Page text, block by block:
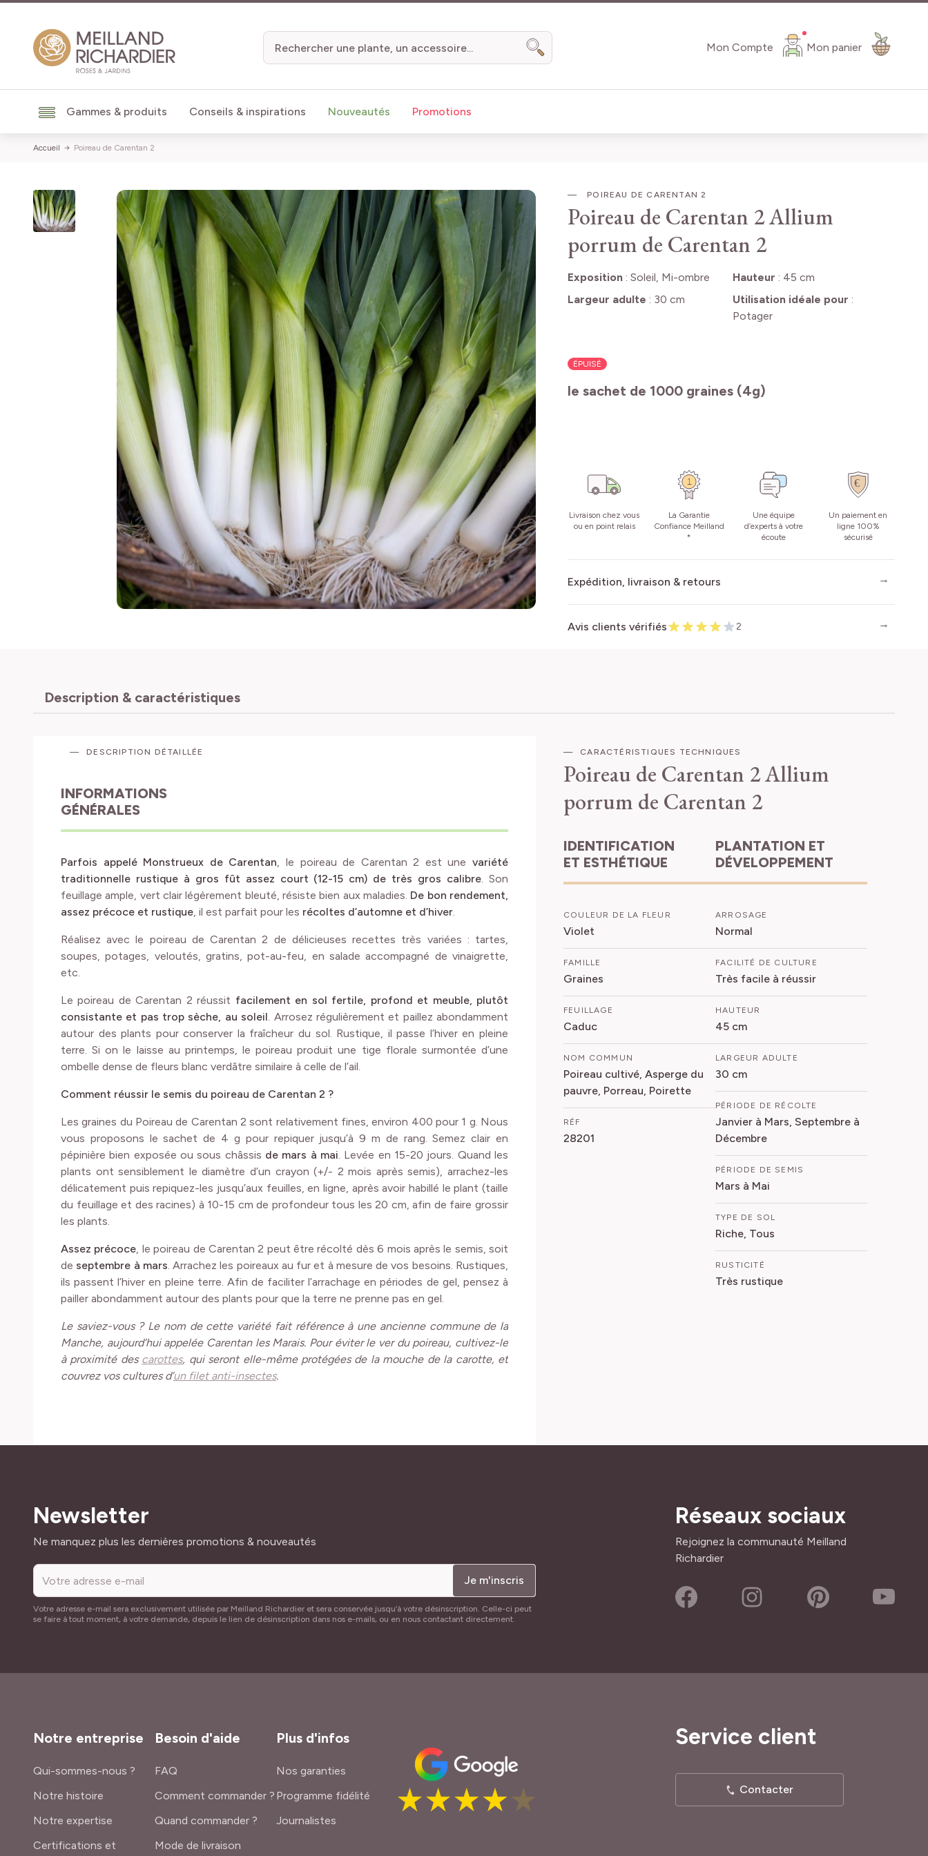
Mon Compte Mon panier
Gammes & produits Conseils & inspirations Nouveautés Promotions
Chercher
Accueil Poireau de Carentan 2
POIREAU DE CARENTAN 2
Poireau de Carentan 2Allium
porrum de Carentan 2
Exposition: Soleil, Mi-ombre Hauteur : 45 cm
Largeur adulte : 30 cm Utilisation idéale pour :
Potager
ÉPUISÉ
le sachet de 1000 graines (4g)
Livraison chez vous
ou en point relais
La Garantie
Confiance Meilland
*
Une équipe
d’experts à votre
écoute
Un paiement en
ligne 100%
sécurisé
Expédition, livraison & retours
Avis clients vérifiés 2
Description & caractéristiques
DESCRIPTION DÉTAILLÉE
INFORMATIONS
GÉNÉRALES
Parfois appelé Monstrueux de Carentan, le poireau de Carentan 2 est unevariété
traditionnelle rustique à gros fût assez court (12-15 cm) de très gros calibre. Son
feuillage ample, vert clair légèrement bleuté, résiste bien aux maladies. De bon rendement,
assez précoce et rustique, il est parfait pour les récoltes d’automne et d’hiver.
Réalisez avec le poireau de Carentan 2 de délicieuses recettes très variées : tartes,
soupes, potages, veloutés, gratins, pot-au-feu, en salade accompagné de vinaigrette,
etc.
Le poireau de Carentan 2 réussit facilement en sol fertile, profond et meuble, plutôt
consistante et pas trop sèche, au soleil. Arrosez régulièrement et paillez abondamment
autour des plants pour conserver la fraîcheur du sol. Rustique, il passe l’hiver en pleine
terre. Si on le laisse au printemps, le poireau produit une tige florale surmontée d’une
ombelle dense de fleurs blanc verdâtre similaire à celle de l’ail.
Comment réussir le semis du poireau de Carentan 2 ?
Les graines du Poireau de Carentan 2 sont relativement fines, environ 400 pour 1 g. Nous
vous proposons le sachet de 4 g pour repiquer jusqu’à 9 m de rang. Semez clair en
pépinière bien exposée ou sous châssis de mars à mai. Levée en 15-20 jours. Quand les
plants ont sensiblement le diamètre d’un crayon (+/- 2 mois après semis), arrachez-les
délicatement puis repiquez-les jusqu’aux feuilles, en ligne, après avoir habillé le plant (taille
du feuillage et des racines) à 10-15 cm de profondeur tous les 20 cm, afin de faire grossir
les plants.
Assez précoce, le poireau de Carentan 2 peut être récolté dès 6 mois après le semis, soit
deseptembre à mars. Arrachez les poireaux au fur et à mesure de vos besoins. Rustiques,
ils passent l’hiver en pleine terre. Afin de faciliter l’arrachage en périodes de gel, pensez à
pailler abondamment autour des plants pour que la terre ne prenne pas en gel.
Le saviez-vous ? Le nom de cette variété fait référence à une ancienne commune de la
Manche, aujourd’hui appelée Carentan les Marais. Pour éviter le ver du poireau, cultivez-le
à proximité des carottes, qui seront elle-même protégées de la mouche de la carotte, et
couvrez vos cultures d’un filet anti-insectes.
CARACTÉRISTIQUES TECHNIQUES
Poireau de Carentan 2Allium
porrum de Carentan 2
IDENTIFICATION
ET ESTHÉTIQUE
COULEUR DE LA FLEUR
Violet
FAMILLE
Graines
FEUILLAGE
Caduc
NOM COMMUN
Poireau cultivé, Asperge du
pauvre, Porreau, Poirette
RÉF
28201
PLANTATION ET
DÉVELOPPEMENT
ARROSAGE
Normal
FACILITÉ DE CULTURE
Très facile à réussir
HAUTEUR
45 cm
LARGEUR ADULTE
30 cm
PÉRIODE DE RÉCOLTE
Janvier à Mars, Septembre à
Décembre
PÉRIODE DE SEMIS
Mars à Mai
TYPE DE SOL
Riche, Tous
RUSTICITÉ
Très rustique
Newsletter
Adresse mail
Ne manquez plus les dernières promotions & nouveautés
Je m'inscris
Votre adresse e-mail sera exclusivement utilisée par Meilland Richardier et sera conservée jusqu’à votre désinscription. Celle-ci peut
se faire à tout moment, à votre demande, depuis le lien de désinscription dans nos e-mails, ou en nous contactant directement.
Réseaux sociaux
Rejoignez la communauté Meilland
Richardier
Notre entreprise
Qui-sommes-nous ?
Notre histoire
Notre expertise
Certifications et
Besoin d'aide
FAQ
Comment commander ?
Quand commander ?
Mode de livraison
Plus d'infos
Nos garanties
Programme fidélité
Journalistes
Service client
Contacter